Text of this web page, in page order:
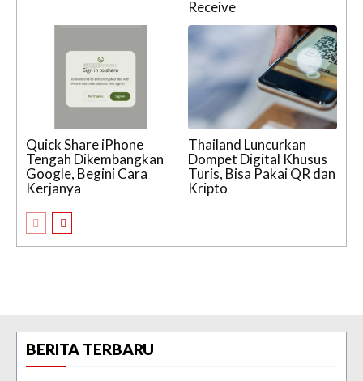
Receive
Quick Share iPhone
Tengah Dikembangkan
Google, Begini Cara
Kerjanya
Thailand Luncurkan
Dompet Digital Khusus
Turis, Bisa Pakai QR dan
Kripto
BERITA TERBARU